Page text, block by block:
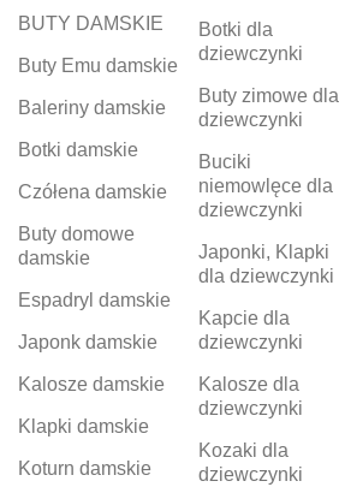
BUTY DAMSKIE
Buty Emu damskie
Baleriny damskie
Botki damskie
Czółena damskie
Buty domowe
damskie
Espadryl damskie
Japonk damskie
Kalosze damskie
Klapki damskie
Koturn damskie
Botki dla
dziewczynki
Buty zimowe dla
dziewczynki
Buciki
niemowlęce dla
dziewczynki
Japonki, Klapki
dla dziewczynki
Kapcie dla
dziewczynki
Kalosze dla
dziewczynki
Kozaki dla
dziewczynki